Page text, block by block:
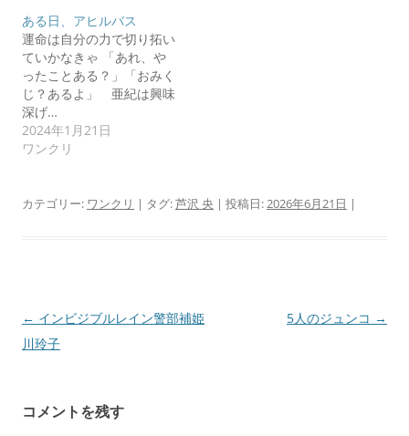
ある日、アヒルバス
運命は自分の力で切り拓い
ていかなきゃ 「あれ、や
ったことある？」「おみく
じ？あるよ」 亜紀は興味
深げ…
2024年1月21日
ワンクリ
カテゴリー: ワンクリ | タグ:芦沢 央 | 投稿日:2026年6月21日 |
投
稿
ゲ
← インビジブルレイン警部補姫
川玲子
5人のジュンコ →
コメントを残す